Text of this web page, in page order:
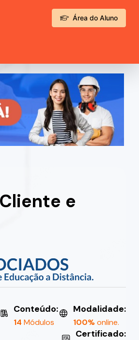
Área do Aluno
e
Conteúdo:
14 Módulos
Modalidade:
100%online.
Certificado: